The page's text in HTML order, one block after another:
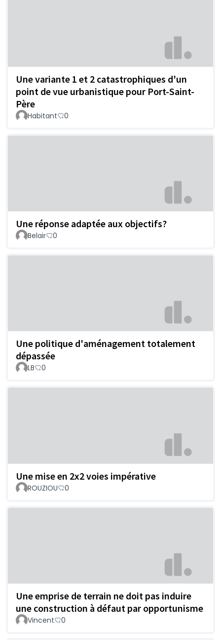
Une variante 1 et 2 catastrophiques d'un
point de vue urbanistique pour Port-Saint-
Père
Habitant 0
Une réponse adaptée aux objectifs?
Belair 0
Une politique d'aménagement totalement
dépassée
LB 0
Une mise en 2x2 voies impérative
ROUZIOU 0
Une emprise de terrain ne doit pas induire
une construction à défaut par opportunisme
Vincent 0